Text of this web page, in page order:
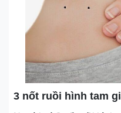
3 nốt ruồi hình tam